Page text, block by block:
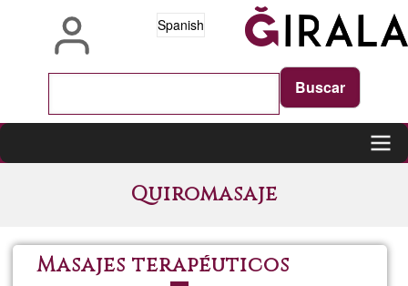
Spanish
navigation
Quiromasaje
Masajes terapéuticos